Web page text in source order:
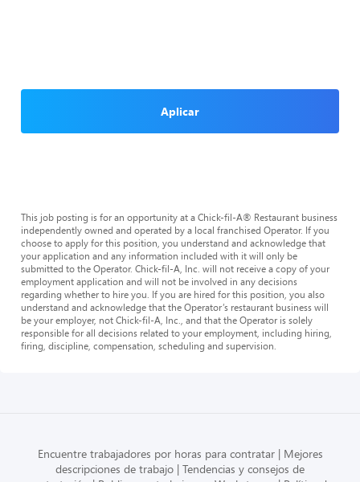
Aplicar
This job posting is for an opportunity at a Chick-fil-A® Restaurant business
independently owned and operated by a local franchised Operator. If you
choose to apply for this position, you understand and acknowledge that
your application and any information included with it will only be
submitted to the Operator. Chick-fil-A, Inc. will not receive a copy of your
employment application and will not be involved in any decisions
regarding whether to hire you. If you are hired for this position, you also
understand and acknowledge that the Operator’s restaurant business will
be your employer, not Chick-fil-A, Inc., and that the Operator is solely
responsible for all decisions related to your employment, including hiring,
firing, discipline, compensation, scheduling and supervision.
Encuentre trabajadores por horas para contratar
Mejores
descripciones de trabajo Tendencias y consejos de